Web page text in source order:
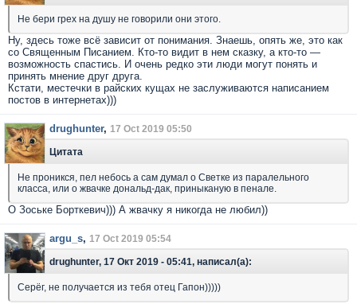
Не бери грех на душу не говорили они этого.
Ну, здесь тоже всё зависит от понимания. Знаешь, опять же, это как
со Священным Писанием. Кто-то видит в нем сказку, а кто-то —
возможность спастись. И очень редко эти люди могут понять и
принять мнение друг друга.
Кстати, местечки в райских кущах не заслуживаются написанием
постов в интернетах)))
drughunter, 17 Oct 2019 05:50
Цитата
Не проникся, пел небось а сам думал о Светке из паралельного
класса, или о жвачке дональд-дак, приныканую в пенале.
О Зоське Борткевич))) А жвачку я никогда не любил))
argu_s, 17 Oct 2019 05:54
drughunter, 17 Окт 2019 - 05:41, написал(а):
Серёг, не получается из тебя отец Гапон)))))